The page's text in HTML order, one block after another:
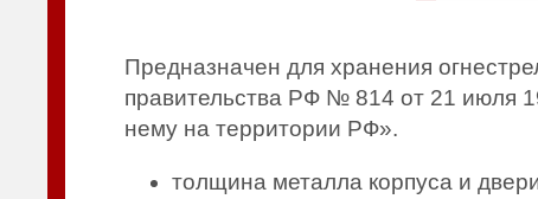
Предназначен для хранения
правительства РФ № 814 от 21 июля
нему на территории РФ».
толщина металла корпуса и